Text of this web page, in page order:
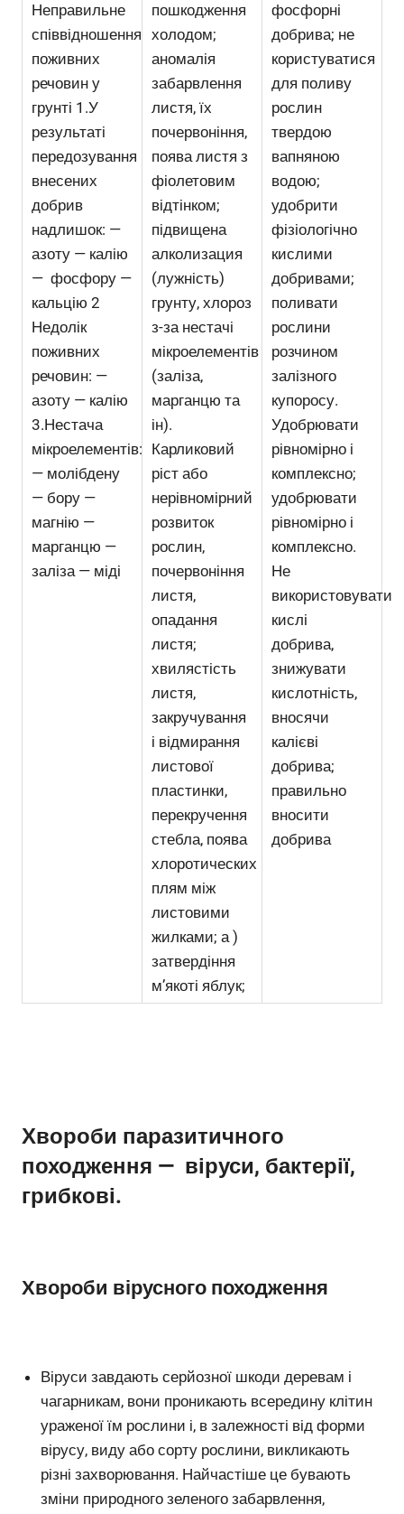
Неправильне
співвідношення
поживних
речовин у
грунті 1.У
результаті
передозування
внесених
добрив
надлишок: —
азоту — калію
— фосфору —
кальцію 2
Недолік
поживних
речовин: —
азоту — калію
3.Нестача
мікроелементів:
— молібдену
— бору —
магнію —
марганцю —
заліза — міді
пошкодження
холодом;
аномалія
забарвлення
листя, їх
почервоніння,
поява листя з
фіолетовим
відтінком;
підвищена
алколизация
(лужність)
грунту, хлороз
з-за нестачі
мікроелементів
(заліза,
марганцю та
ін).
Карликовий
ріст або
нерівномірний
розвиток
рослин,
почервоніння
листя,
опадання
листя;
хвилястість
листя,
закручування
і відмирання
листової
пластинки,
перекручення
стебла, поява
хлоротических
плям між
листовими
жилками; а )
затвердіння
м’якоті яблук;
фосфорні
добрива; не
користуватися
для поливу
рослин
твердою
вапняною
водою;
удобрити
фізіологічно
кислими
добривами;
поливати
рослини
розчином
залізного
купоросу.
Удобрювати
рівномірно і
комплексно;
удобрювати
рівномірно і
комплексно.
Не
використовувати
кислі
добрива,
знижувати
кислотність,
вносячи
калієві
добрива;
правильно
вносити
добрива
Хвороби паразитичного
походження — віруси, бактерії,
грибкові.
Хвороби вірусного походження
Віруси завдають серйозної шкоди деревам і
чагарникам, вони проникають всередину клітин
ураженої їм рослини і, в залежності від форми
вірусу, виду або сорту рослини, викликають
різні захворювання. Найчастіше це бувають
зміни природного зеленого забарвлення,